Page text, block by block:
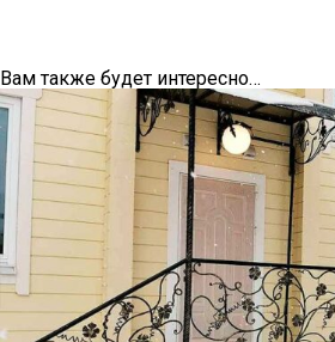
Вам также будет интересно…